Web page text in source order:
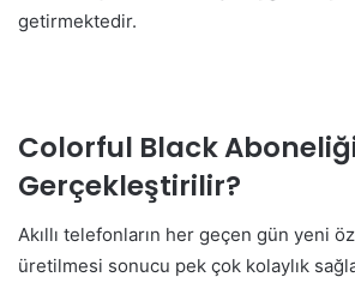
getirmektedir.
Colorful Black
Gerçekleştirilir?
Akıllı telefonların her geçen gün yeni
üretilmesi sonucu pek çok kolaylık